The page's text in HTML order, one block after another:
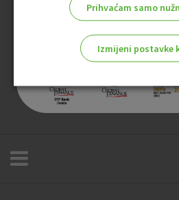
Prihvaćam samo
Izmijeni postavke